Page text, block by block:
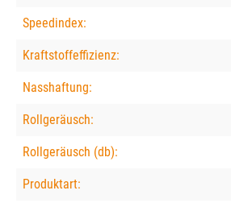
Speedindex:
Kraftstoffeffizienz:
Nasshaftung:
Rollgeräusch:
Rollgeräusch (db):
Produktart: